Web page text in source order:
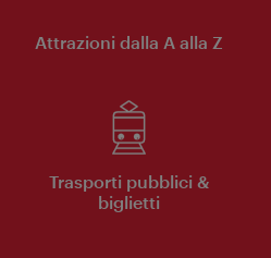
Attrazioni dalla A alla Z
Trasporti pubblici &
biglietti